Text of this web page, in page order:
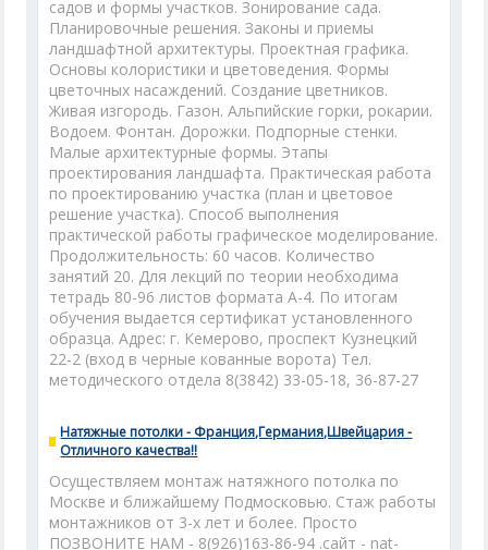
садов и формы участков. Зонирование сада.
Планировочные решения. Законы и приемы
ландшафтной архитектуры. Проектная графика.
Основы колористики и цветоведения. Формы
цветочных насаждений. Создание цветников.
Живая изгородь. Газон. Альпийские горки, рокарии.
Водоем. Фонтан. Дорожки. Подпорные стенки.
Малые архитектурные формы. Этапы
проектирования ландшафта. Практическая работа
по проектированию участка (план и цветовое
решение участка). Способ выполнения
практической работы графическое моделирование.
Продолжительность: 60 часов. Количество
занятий 20. Для лекций по теории необходима
тетрадь 80-96 листов формата А-4. По итогам
обучения выдается сертификат установленного
образца. Адрес: г. Кемерово, проспект Кузнецкий
22-2 (вход в черные кованные ворота) Тел.
методического отдела 8(3842) 33-05-18, 36-87-27
Натяжные потолки - Франция,Германия,Швейцария -
Отличного качества!!
Осуществляем монтаж натяжного потолка по
Москве и ближайшему Подмосковью. Стаж работы
монтажников от 3-х лет и более. Просто
ПОЗВОНИТЕ НАМ - 8(926)163-86-94 .сайт - nat-